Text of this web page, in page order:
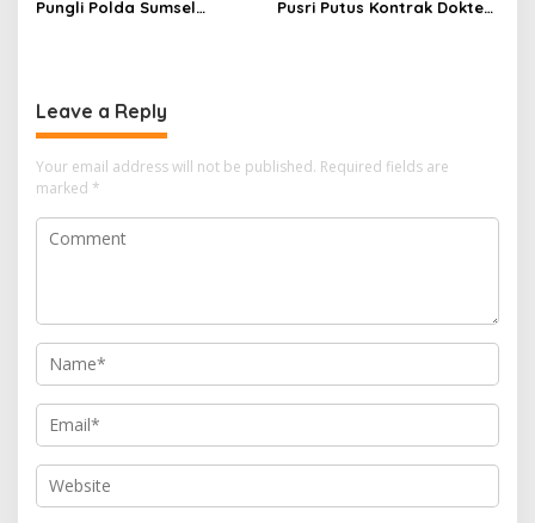
Pungli Polda Sumsel
Pusri Putus Kontrak Dokter
Leave a Reply
Your email address will not be published. Required fields are
marked *